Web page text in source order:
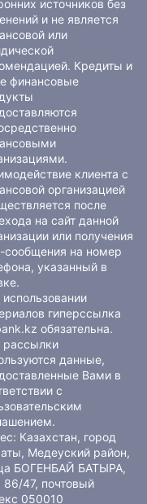
источников без
и не является
или
Кредиты и
финансовые
клиента с
организацией
после
на сайт данной
или получения
сообщения на номер
указанный в
гиперссылка
обязательна.
рассылки
данные,
Вами в
с
.
Казахстан, город
Медеуский район,
БОГЕНБАЙ БАТЫРА,
86/47, почтовый
050010